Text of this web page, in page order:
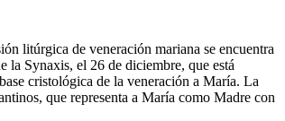
litúrgica de veneración mariana se encuentra
la Synaxis, el 26 de diciembre, que está
cristológica de la veneración a María. La
que representa a María como Madre con